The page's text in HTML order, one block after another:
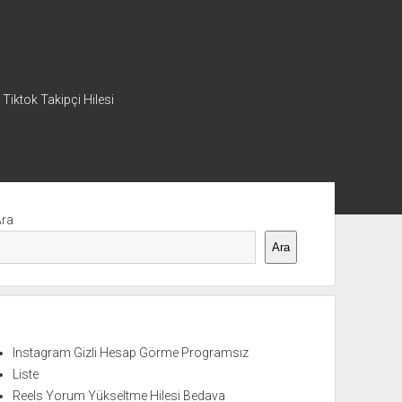
Takipçi Hilesi
Ara
Instagram Gizli Hesap Görme Programsız
Liste
Reels Yorum Yükseltme Hilesi Bedava